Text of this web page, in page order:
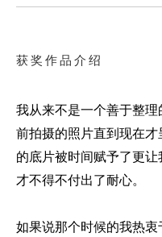
获奖作品介绍
我从来不是一个善于整
前拍摄的照片直到现在
的底片被时间赋予了更
才不得不付出了耐心。
如果说那个时候的我热